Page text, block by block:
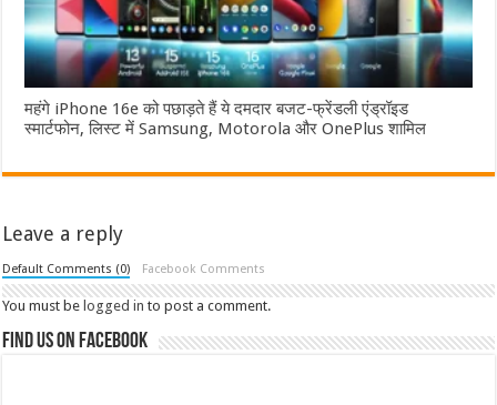
महंगे iPhone 16e को पछाड़ते हैं ये दमदार बजट-फ्रेंडली एंड्रॉइड
स्मार्टफोन, लिस्ट में Samsung, Motorola और OnePlus शामिल
Leave a reply
Default Comments (0) Facebook Comments
You must be logged in to post a comment.
Find us on Facebook